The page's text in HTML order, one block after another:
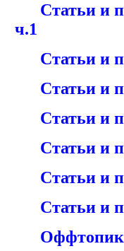
Статьи и
ч.1
Статьи и
Статьи и
Статьи и
Статьи и
Статьи и
Статьи и